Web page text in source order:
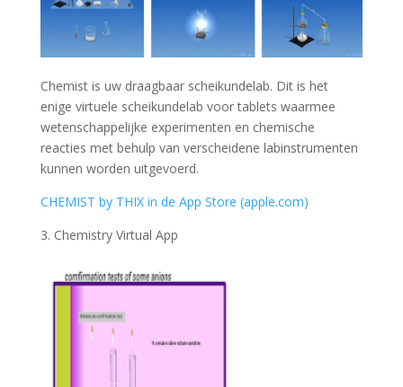
Chemist is uw draagbaar scheikundelab. Dit is het
enige virtuele scheikundelab voor tablets waarmee
wetenschappelijke experimenten en chemische
reacties met behulp van verscheidene labinstrumenten
kunnen worden uitgevoerd.
CHEMIST by THIX in de App Store (apple.com)
3. Chemistry Virtual App